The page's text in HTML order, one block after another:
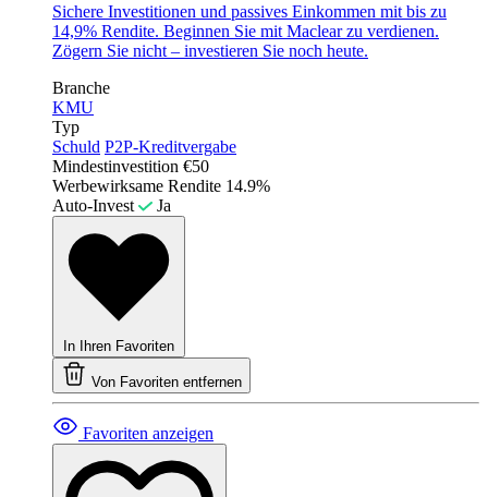
Sichere Investitionen und passives Einkommen mit bis zu
14,9% Rendite. Beginnen Sie mit Maclear zu verdienen.
Zögern Sie nicht – investieren Sie noch heute.
Branche
KMU
Typ
Schuld P2P-Kreditvergabe
Mindestinvestition €50
Werbewirksame Rendite 14.9%
Auto-Invest
Ja
In Ihren Favoriten
Von Favoriten entfernen
Favoriten anzeigen